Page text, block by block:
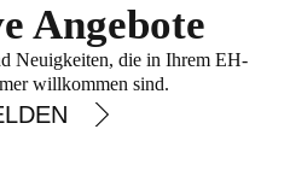
Angebote
Neuigkeiten, die in Ihrem EH-
willkommen sind.